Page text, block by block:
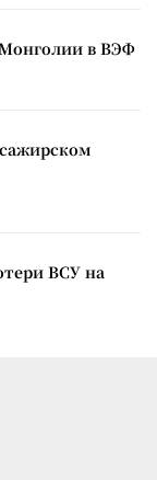
в ВЭФ
ВСУ на